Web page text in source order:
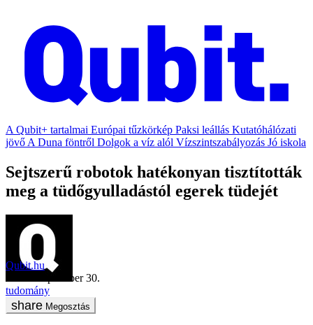
A Qubit+ tartalmai Európai tűzkörkép Paksi leállás Kutatóhálózati
jövő A Duna föntről Dolgok a víz alól Vízszintszabályozás Jó iskola
Sejtszerű robotok hatékonyan tisztították
meg a tüdőgyulladástól egerek tüdejét
Qubit.hu
2022. szeptember 30.
tudomány
Megosztás